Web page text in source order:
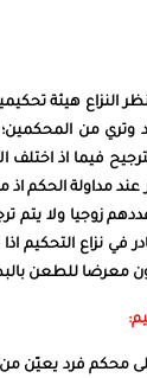
النزاع هيئة
من المحكمين؛
فيما اذ اختلف
مداولة الحكم
زوجيا ولا يتم
في نزاع
معرضا للطعن
محكم فرد يعيّن